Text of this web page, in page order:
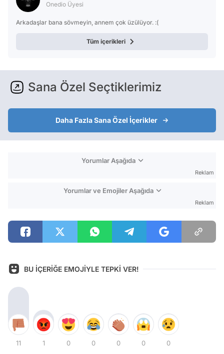
Onedio Üyesi
Arkadaşlar bana sövmeyin, annem çok üzülüyor. :(
Tüm içerikleri
Sana Özel Seçtiklerimiz
Daha Fazla Sana Özel İçerikler
Yorumlar Aşağıda
Reklam
Yorumlar ve Emojiler Aşağıda
Reklam
BU İÇERİĞE EMOJİYLE TEPKİ VER!
11 1 0 0 0 0 0